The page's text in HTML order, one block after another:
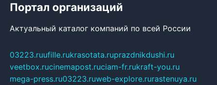
Портал организаций
Актуальный каталог компаний по всей России
03223.ruufille.rukrasotata.ruprazdnikdushi.ru
veetbox.rucinemapost.ruciam-fr.rukraft-you.ru
mega-press.ru03223.ruweb-explore.rurastenuya.ru